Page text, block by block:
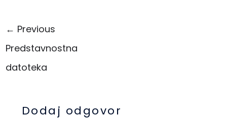
← Previous
Predstavnostna
datoteka
Dodaj odgovor